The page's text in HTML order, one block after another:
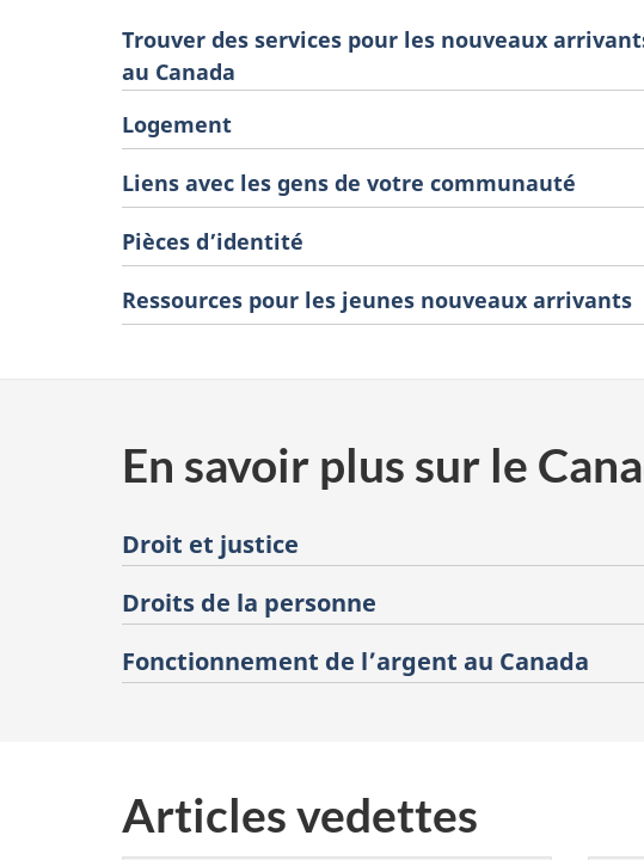
Trouver des services pour les nouveaux
au Canada
Logement
Liens avec les gens de votre communauté
Pièces d’identité
Ressources pour les jeunes nouveaux arrivants
En savoir plus sur le
Droit et justice
Droits de la personne
Fonctionnement de l’argent au Canada
Articles vedettes